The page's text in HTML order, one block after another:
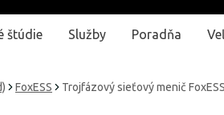
štúdie Služby Poradňa
FoxESS Trojfázový sieťový menič